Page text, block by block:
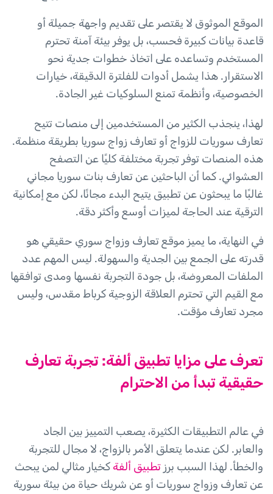
الموقع الموثوق لا يقتصر على تقديم واجهة جميلة أو
قاعدة بيانات كبيرة فحسب، بل يوفر بيئة آمنة تحترم
المستخدم وتساعده على اتخاذ خطوات جدية نحو
الاستقرار. هذا يشمل أدوات للفلترة الدقيقة، خيارات
الخصوصية، وأنظمة تمنع السلوكيات غير الجادة.
لهذا، ينجذب الكثير من المستخدمين إلى منصات تتيح
تعارف سوريات للزواج أو تعارف زواج سوريا بطريقة منظمة.
هذه المنصات توفر تجربة مختلفة كليًا عن التصفح
العشوائي. كما أن الباحثين عن تعارف بنات سوريا مجاني
غالبًا ما يبحثون عن تطبيق يتيح البدء مجانًا، لكن مع إمكانية
الترقية عند الحاجة لميزات أوسع وأكثر دقة.
في النهاية، ما يميز موقع تعارف وزواج سوري حقيقي هو
قدرته على الجمع بين الجدية والسهولة. ليس المهم عدد
الملفات المعروضة، بل جودة التجربة نفسها ومدى توافقها
مع القيم التي تحترم العلاقة الزوجية كرباط مقدس، وليس
مجرد تعارف مؤقت.
تعرف على مزايا تطبيق ألفة: تجربة تعارف
حقيقية تبدأ من الاحترام
في عالم التطبيقات الكثيرة، يصعب التمييز بين الجاد
والعابر. لكن عندما يتعلق الأمر بالزواج، لا مجال للتجربة
والخطأ. لهذا السبب برز تطبيق ألفة كخيار مثالي لمن يبحث
عن تعارف وزواج سوريات أو عن شريك حياة من بيئة سورية